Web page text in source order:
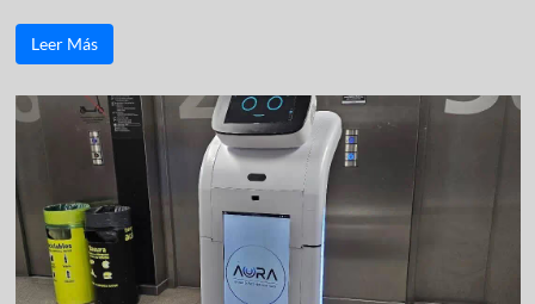
Leer Más